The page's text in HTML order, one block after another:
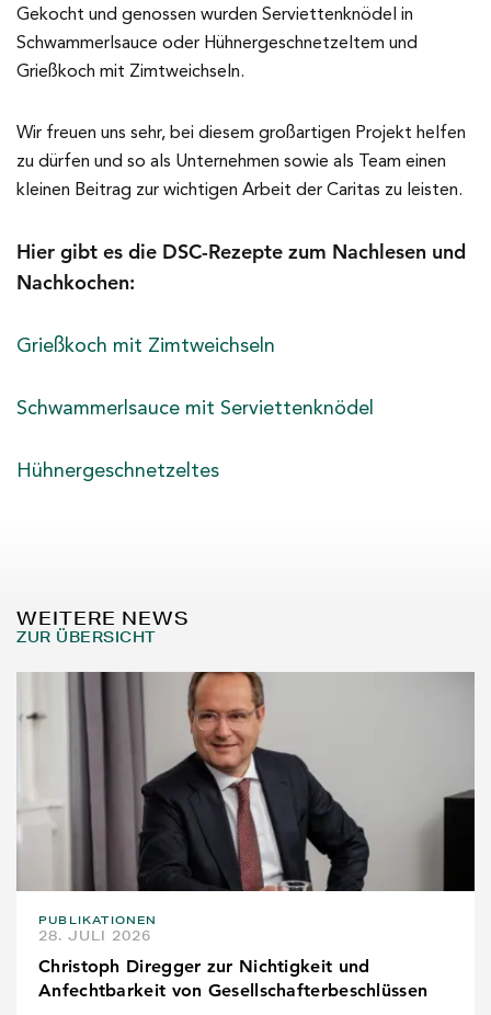
Gekocht und genossen wurden Serviettenknödel in
Schwammerlsauce oder Hühnergeschnetzeltem und
Grießkoch mit Zimtweichseln.
Wir freuen uns sehr, bei diesem großartigen Projekt helfen
zu dürfen und so als Unternehmen sowie als Team einen
kleinen Beitrag zur wichtigen Arbeit der Caritas zu leisten.
Hier gibt es die DSC-Rezepte zum Nachlesen und
Nachkochen:
Grießkoch mit Zimtweichseln
Schwammerlsauce mit Serviettenknödel
Hühnergeschnetzeltes
WEITERE NEWS
ZUR ÜBERSICHT
PUBLIKATIONEN
28. JULI 2026
Christoph Diregger zur Nichtigkeit und
Anfechtbarkeit von Gesellschafterbeschlüssen